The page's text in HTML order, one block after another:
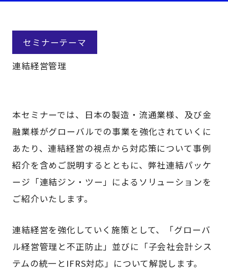
セミナーテーマ
連結経営管理
本セミナーでは、日本の製造・流通業様、及び金
融業様がグローバルでの事業を強化されていくに
あたり、連結経営の視点から対応策について事例
紹介を含めご説明するとともに、弊社連結パッケ
ージ「連結ジン・ツー」によるソリューションを
ご紹介いたします。
連結経営を強化していく施策として、「グローバ
ル経営管理と不正防止」並びに「子会社会計シス
テムの統一とIFRS対応」について解説します。